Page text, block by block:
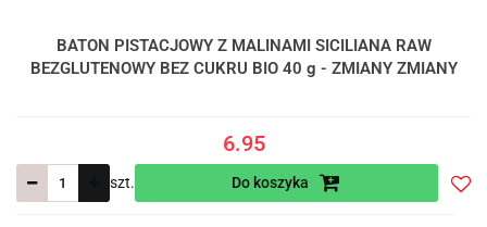
BATON PISTACJOWY Z MALINAMI SICILIANA RAW
BEZGLUTENOWY BEZ CUKRU BIO 40 g - ZMIANY ZMIANY
6.95
szt. Do koszyka